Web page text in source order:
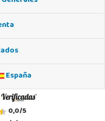
España
0,0/5